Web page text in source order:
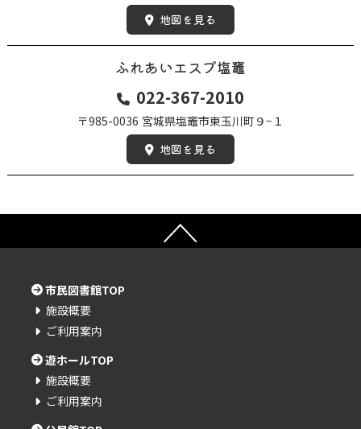
地図を見る
ふれあいエスプ塩竈
022-367-2010
〒985-0036 宮城県塩竈市東玉川町９−１
地図を見る
市民図書館TOP
施設概要
ご利用案内
遊ホールTOP
施設概要
ご利用案内